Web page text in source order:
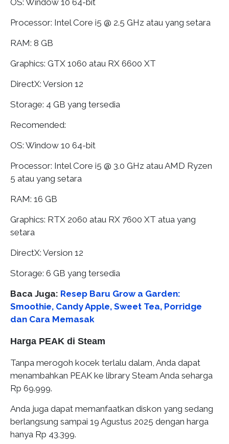
OS: Window 10 64-bit
Processor: Intel Core i5 @ 2.5 GHz atau yang setara
RAM: 8 GB
Graphics: GTX 1060 atau RX 6600 XT
DirectX: Version 12
Storage: 4 GB yang tersedia
Recomended:
OS: Window 10 64-bit
Processor: Intel Core i5 @ 3.0 GHz atau AMD Ryzen
5 atau yang setara
RAM: 16 GB
Graphics: RTX 2060 atau RX 7600 XT atua yang
setara
DirectX: Version 12
Storage: 6 GB yang tersedia
Baca Juga: Resep Baru Grow a Garden:
Smoothie, Candy Apple, Sweet Tea, Porridge
dan Cara Memasak
Harga PEAK di Steam
Tanpa merogoh kocek terlalu dalam, Anda dapat
menambahkan PEAK ke library Steam Anda seharga
Rp 69.999.
Anda juga dapat memanfaatkan diskon yang sedang
berlangsung sampai 19 Agustus 2025 dengan harga
hanya Rp 43.399.